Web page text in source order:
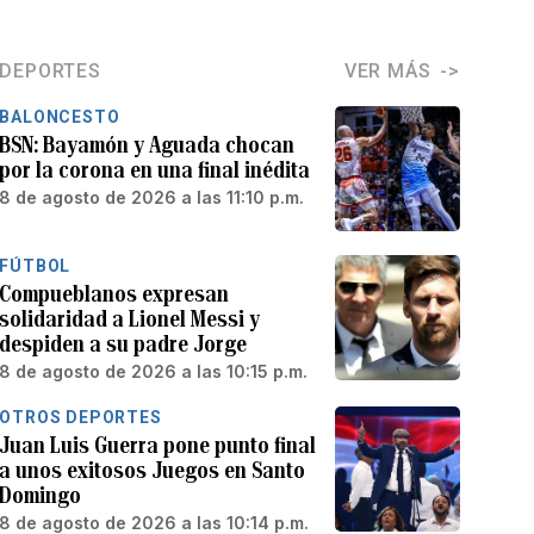
DEPORTES VER MÁS
BALONCESTO
BSN: Bayamón y Aguada chocan
por la corona en una final inédita
8 de agosto de 2026 a las 11:10 p.m.
FÚTBOL
Compueblanos expresan
solidaridad a Lionel Messi y
despiden a su padre Jorge
8 de agosto de 2026 a las 10:15 p.m.
OTROS DEPORTES
Juan Luis Guerra pone punto final
a unos exitosos Juegos en Santo
Domingo
8 de agosto de 2026 a las 10:14 p.m.